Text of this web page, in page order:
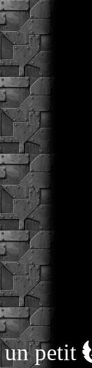
un petit